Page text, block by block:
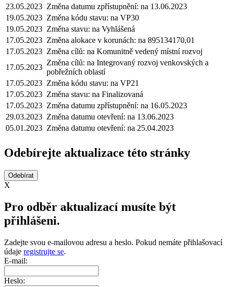
23.05.2023 Změna datumu zpřístupnění: na 13.06.2023
19.05.2023 Změna kódu stavu: na VP30
19.05.2023 Změna stavu: na Vyhlášená
17.05.2023 Změna alokace v korunách: na 895134170,01
17.05.2023 Změna cílů: na Komunitně vedený místní rozvoj
17.05.2023
Změna cílů: na Integrovaný rozvoj venkovských a
pobřežních oblastí
17.05.2023 Změna kódu stavu: na VP21
17.05.2023 Změna stavu: na Finalizovaná
17.05.2023 Změna datumu zpřístupnění: na 16.05.2023
29.03.2023 Změna datumu otevření: na 13.06.2023
05.01.2023 Změna datumu otevření: na 25.04.2023
Odebírejte aktualizace této stránky
X
Pro odběr aktualizací musíte být
přihlášeni.
Zadejte svou e-mailovou adresu a heslo. Pokud nemáte přihlašovací
údaje registrujte se.
E-mail:
Heslo: